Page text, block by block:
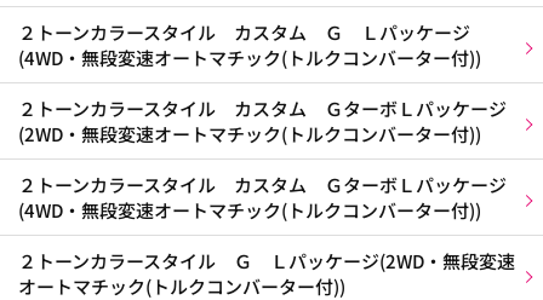
２トーンカラースタイル カスタム Ｇ Ｌパッケージ
(4WD・無段変速オートマチック(トルクコンバーター付))
２トーンカラースタイル カスタム ＧターボＬパッケージ
(2WD・無段変速オートマチック(トルクコンバーター付))
２トーンカラースタイル カスタム ＧターボＬパッケージ
(4WD・無段変速オートマチック(トルクコンバーター付))
２トーンカラースタイル Ｇ Ｌパッケージ(2WD・無段変速
オートマチック(トルクコンバーター付))